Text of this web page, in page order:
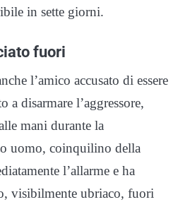
in sette giorni.
fuori
l’amico accusato di essere
a disarmare l’aggressore,
mani durante la
uomo, coinquilino della
l’allarme e ha
visibilmente ubriaco, fuori